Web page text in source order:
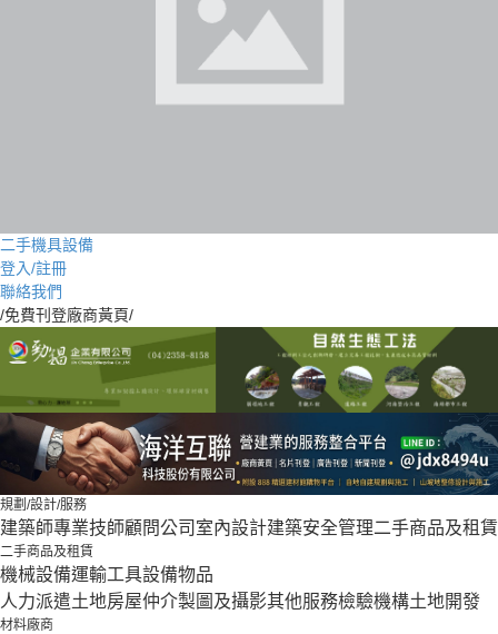
二手機具設備
登入/註冊
聯絡我們
/免費刊登廠商黃頁/
規劃/設計/服務
建築師專業技師顧問公司 室內設計建築安全管理二手商品及租賃
二手商品及租賃
機械設備運輸工具設備物品
人力派遣土地房屋仲介製圖及攝影其他服務檢驗機構土地開發
材料廠商